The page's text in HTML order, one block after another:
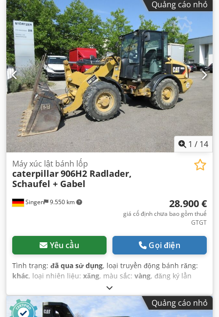
hình trục:4x4, đăng ký lần đầu:10/1998 , Năm sản xuất:
1998, giờ hoạt động:17.762 h, nhiên liệu:diesel, Thiết bị:
càng nâng pallet, dẫn động bốn bánh,
Quảng cáo nhỏ
1 / 14
Singen 9.550 km
Máy xúc lật bánh lốp
caterpillar906H2 Radlader,
Schaufel + Gabel
28.900 €
giá cố định chưa bao gồm thuế
GTGT
Yêu cầu Gọi điện
Tình trạng: đã qua sử dụng, loại truyền động bánh răng:
khác, loại nhiên liệu: xăng, màu sắc: vàng, đăng ký lần
, hạng mục khí thải:
khác, Năm sản xuất:2013, giờ hoạt động:3.700 h, cabin
lái:khác Quảng cáo nhỏ